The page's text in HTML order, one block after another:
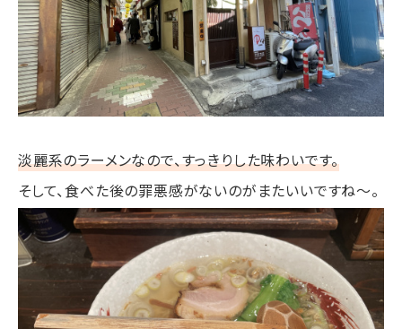
淡麗系のラーメンなので、すっきりした味わいです。
そして、食べた後の罪悪感がないのがまたいいですね〜。